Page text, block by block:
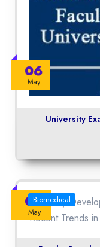
06
May
University
04
May
Biomedical